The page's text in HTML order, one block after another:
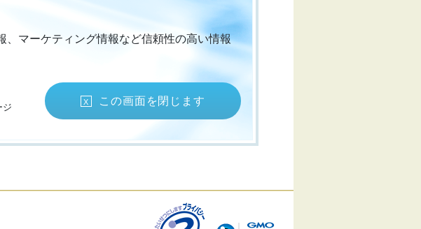
マーケティング情報など信頼性の高い情報
ジ
この画面を閉じます